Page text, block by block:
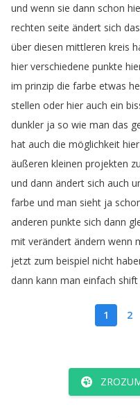
und wenn sie dann schon
rechten seite ändert sich das
über diesen mittleren kreis
hier verschiedene punkte
im prinzip die farbe etwas
stellen oder hier auch ein
dunkler ja so wie man das
hat auch die möglichkeit hier
äußeren kleinen projekten zu
und dann ändert sich auch
farbe und man sieht ja
anderen punkte sich dann
mit verändert ändern wenn
jetzt zum beispiel nicht
dann kann man einfach shift
1 2